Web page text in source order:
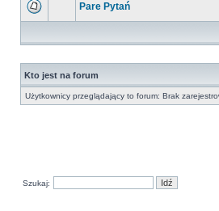
Pare Pytań
Kto jest na forum
Użytkownicy przeglądający to forum: Brak
Szukaj: